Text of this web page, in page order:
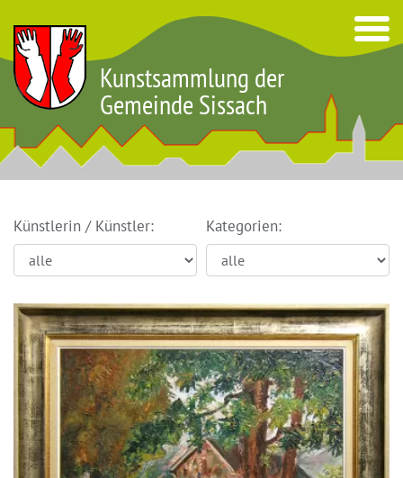
Kunstsammlung der
Gemeinde Sissach
Künstlerin / Künstler: Kategorien: